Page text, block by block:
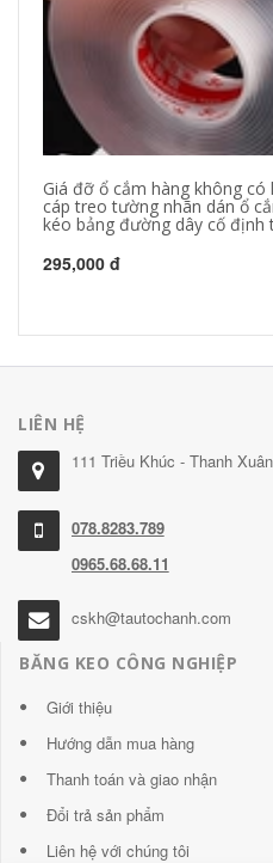
Giá đỡ ổ cắm hàng không
cáp treo tường nhãn dán ổ
kéo bảng đường dây cố
295,000 đ
LIÊN HỆ
111 Triều Khúc - Thanh
078.8283.789
0965.68.68.11
cskh@tautochanh.com
BĂNG KEO CÔNG NGHIỆP
Giới thiệu
Hướng dẫn mua hàng
Thanh toán và giao nhận
Đổi trả sản phẩm
Liên hệ với chúng tôi